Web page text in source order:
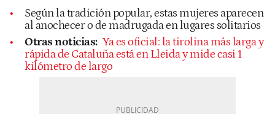
Según la tradición popular, estas mujeres aparecen
al anochecer o de madrugada en lugares solitarios
Otras noticias: Ya es oficial: la tirolina más larga y
rápida de Cataluña está en Lleida y mide casi 1
kilómetro de largo